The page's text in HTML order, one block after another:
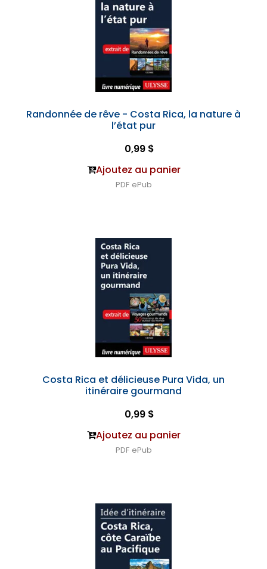
Randonnée de rêve - Costa Rica, la nature à
l’état pur
0,99 $
Ajoutez au panier
PDF ePub
Costa Rica et délicieuse Pura Vida, un
itinéraire gourmand
0,99 $
Ajoutez au panier
PDF ePub